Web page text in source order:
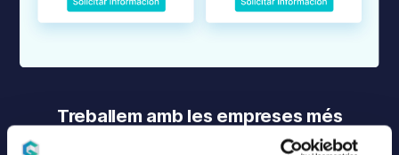
Treballem amb les empreses més
prestigioses del sector